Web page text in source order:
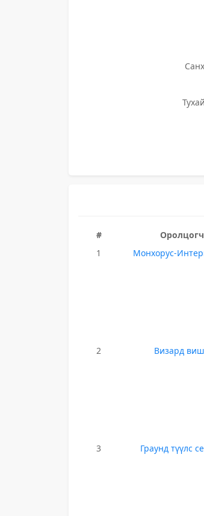
# Оролцогч
1
Монхорус-
2
Визард
3
Граунд түүлс